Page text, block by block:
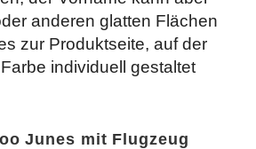
anderen glatten Flächen
zur Produktseite, auf der
individuell gestaltet
Junes mit Flugzeug